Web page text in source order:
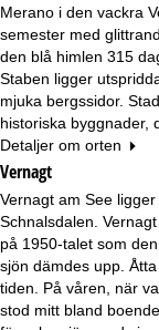
Merano i den vackra
semester med
den blå himlen 315
Staben ligger
mjuka bergssidor.
historiska byggnader,
Detaljer om orten
Vernagt
Vernagt am See
Schnalsdalen.
på 1950-talet som
sjön dämdes upp.
tiden. På våren, när
stod mitt bland